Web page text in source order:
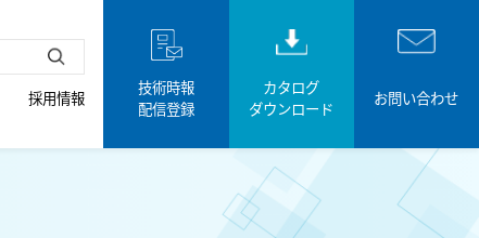
採用情報
技術時報
配信登録
カタログ
ダウンロード
お問い合わせ